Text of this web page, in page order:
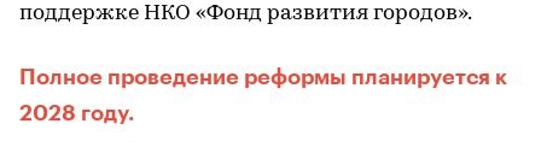
поддержке НКО «Фонд развития городов».
Полное проведение реформы планируется к
2028 году.